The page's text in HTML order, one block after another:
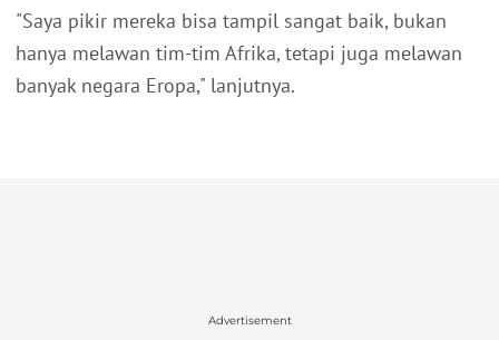
"Saya pikir mereka bisa tampil sangat baik, bukan
hanya melawan tim-tim Afrika, tetapi juga melawan
banyak negara Eropa," lanjutnya.
Advertisement